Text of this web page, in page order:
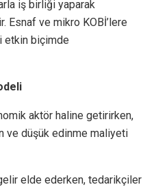
iş birliği yaparak
Esnaf ve mikro KOBİ’lere
etkin biçimde
aktör haline getirirken,
ve düşük edinme maliyeti
elde ederken, tedarikçiler